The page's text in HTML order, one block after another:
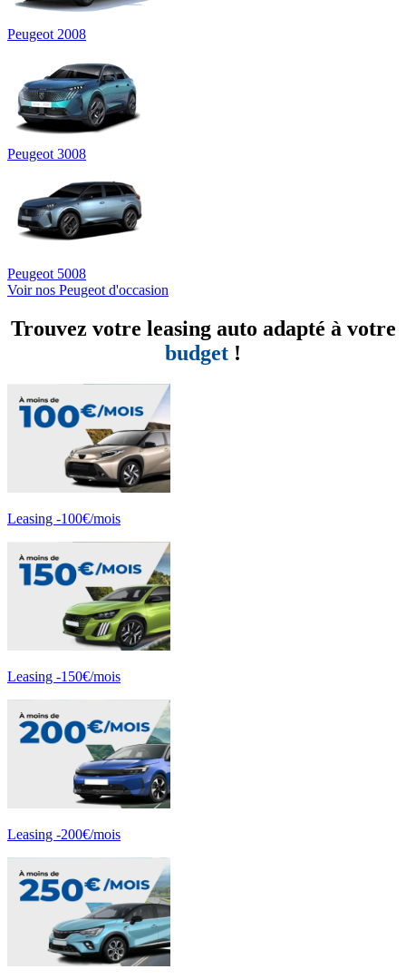
Peugeot 2008
Peugeot 3008
Peugeot 5008
Voir nos Peugeot d'occasion
Trouvez votre leasing auto adapté à votre
budget !
Leasing -100€/mois
Leasing -150€/mois
Leasing -200€/mois